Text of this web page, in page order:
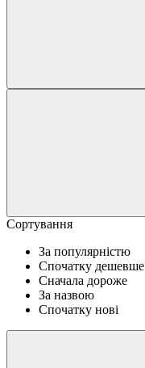
Сортування
За популярністю
Спочатку дешевше
Сначала дороже
За назвою
Спочатку нові